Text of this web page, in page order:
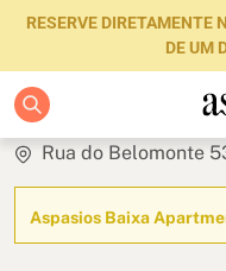
RESERVE DIRETAMENTE
DE UM
Studio
Rua do Belomonte
Aspasios Baixa